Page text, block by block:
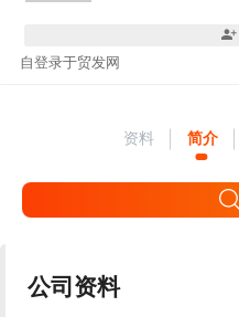
自登录于贸发网
资料 简介
公司资料